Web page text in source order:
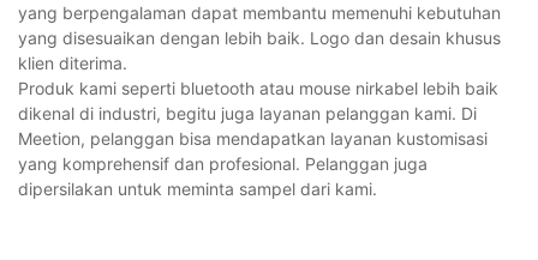
yang berpengalaman dapat membantu memenuhi kebutuhan
yang disesuaikan dengan lebih baik. Logo dan desain khusus
klien diterima.
Produk kami seperti bluetooth atau mouse nirkabel lebih baik
dikenal di industri, begitu juga layanan pelanggan kami. Di
Meetion, pelanggan bisa mendapatkan layanan kustomisasi
yang komprehensif dan profesional. Pelanggan juga
dipersilakan untuk meminta sampel dari kami.